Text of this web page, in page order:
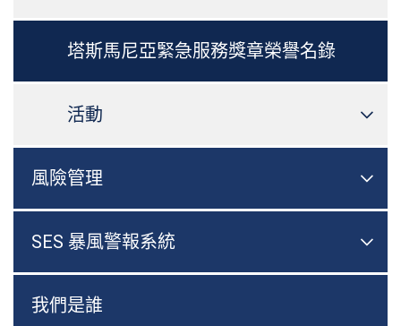
塔斯馬尼亞緊急服務獎章榮譽名錄
活動 切換

風險管理 切換

SES 暴風警報系統 切換

我們是誰